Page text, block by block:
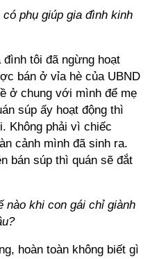
phụ giúp gia đình kinh
tôi đã ngừng hoạt
bán ở vỉa hè của UBND
ở chung với mình để mẹ
súp ấy hoạt động thì
Không phải vì chiếc
cảnh mình đã sinh ra.
bán súp thì quán sẽ đắt
nào khi con gái chỉ giành
hoàn toàn không biết gì